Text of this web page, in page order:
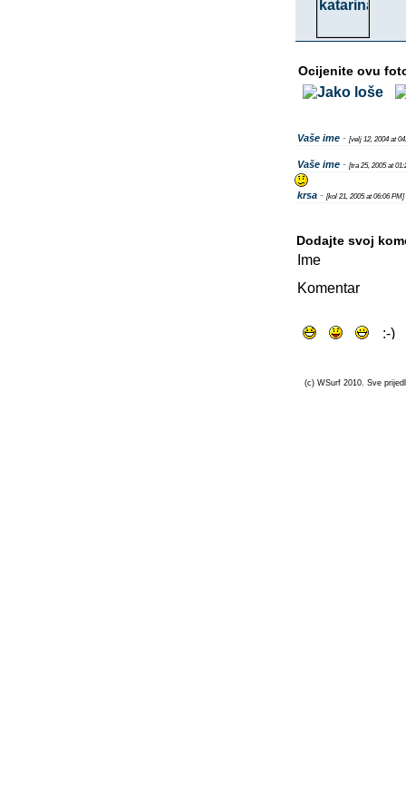
Ocijenite ovu
Vaše ime - [velj 12, 2004 at
Vaše ime - [tra 25, 2005 at
krsa - [kol 21, 2005 at 06:06 PM]
Dodajte svoj
Ime
Komentar
(c) WSurf 2010. Sve